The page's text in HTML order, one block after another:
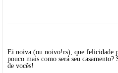
Ei noiva (ou noivo!rs), que felicidade
pouco mais como será seu
de vocês!